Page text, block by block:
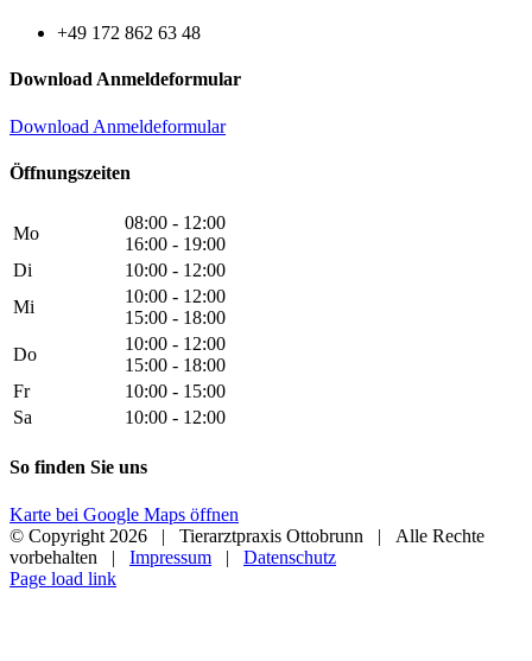
+49 172 862 63 48
Download Anmeldeformular
Download Anmeldeformular
Öffnungszeiten
Mo
08:00 - 12:00
16:00 - 19:00
Di
10:00 - 12:00
Mi
10:00 - 12:00
15:00 - 18:00
Do
10:00 - 12:00
15:00 - 18:00
Fr
10:00 - 15:00
Sa
10:00 - 12:00
So finden Sie uns
Karte bei Google Maps öffnen
© Copyright 2026 | Tierarztpraxis Ottobrunn | Alle Rechte
vorbehalten | Impressum | Datenschutz
Page load link